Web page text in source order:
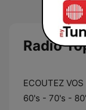
Radio
ECOUTEZ
60's - 70's -